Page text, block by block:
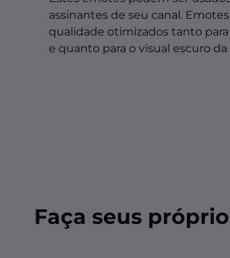
Sobreposições de halloween
assinantes de seu canal.
qualidade otimizados tanto
e quanto para o visual escuro da
Faça seus